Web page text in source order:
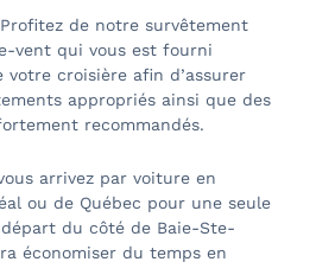
Profitez de notre survêtement
vent qui vous est fourni
votre croisière afin d’assurer
appropriés ainsi que des
recommandés.
arrivez par voiture en
ou de Québec pour une seule
du côté de Baie-Ste-
économiser du temps en